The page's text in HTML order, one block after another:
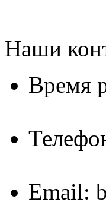
Наши
Время
Email: